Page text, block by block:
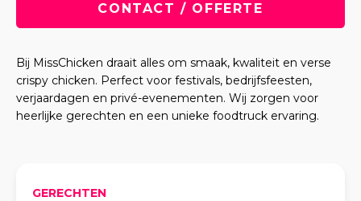
CONTACT / OFFERTE
Bij MissChicken draait alles om smaak, kwaliteit en verse
crispy chicken. Perfect voor festivals, bedrijfsfeesten,
verjaardagen en privé-evenementen. Wij zorgen voor
heerlijke gerechten en een unieke foodtruck ervaring.
GERECHTEN